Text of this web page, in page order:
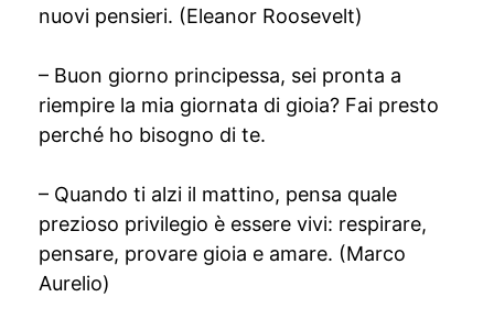
nuovi pensieri. (Eleanor Roosevelt)
– Buon giorno principessa, sei pronta a
riempire la mia giornata di gioia? Fai presto
perché ho bisogno di te.
– Quando ti alzi il mattino, pensa quale
prezioso privilegio è essere vivi: respirare,
pensare, provare gioia e amare. (Marco
Aurelio)